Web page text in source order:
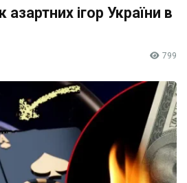
ігор України в
799